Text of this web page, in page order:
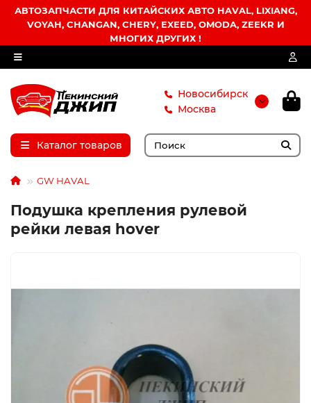
АВТОЗАПЧАСТИ ДЛЯ КИТАЙСКИХ АВТО HAVAL, LIXIANG,
VOYAH, CHANGAN, CHERY, EXEED, OMODA, ZEEKR И
МНОГИХ ДРУГИХ !
Новосибирск
Москва
Каталог товаров
GW HAVAL
Подушка крепления рулевой
рейки левая hover